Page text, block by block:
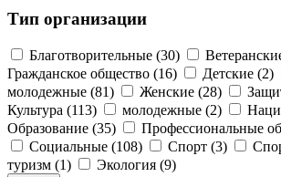
Тип организации
Благотворительные (30)
Гражданское общество (16)
Детские (2)
молодежные (81)
Женские (28)
Культура (113)
молодежные (2)
Образование (35)
Профессиональные
Социальные (108)
Спорт (3)
туризм (1)
Экология (9)